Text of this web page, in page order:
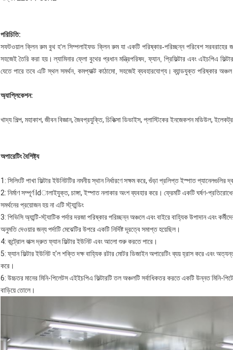
পরিচিতি:
সফটওয়াল ক্লিন রুম বুথ হ'ল সিম্পলাইফড ক্লিন রুম যা একটি পরিষ্কার-পরিচ্ছন্ন পরিবেশ সরবরাহের
সহজেই তৈরি করা হয়। ল্যামিনার ফ্লো বুথের প্রধান মন্ত্রিপরিষদ, ফ্যান, প্রিফিল্টার এবং এইচপিএ
যেতে পারে তবে এটি স্থল সমর্থন, কমপ্যাক্ট কাঠামো, সহজেই ব্যবহারযোগ্য। ব্যান্ডযুক্ত পরিষ্কার
অ্যাপ্লিকেশন:
খাদ্য শিল্প, মহাকাশ, জীবন বিজ্ঞান, জৈবপ্রযুক্তি, চিকিত্সা ডিভাইস, প্লাস্টিকের ইনজেকশন মডিউল,
অপারেটিং বৈশিষ্ট্য
1: সিলিংটি পাখা ফিল্টার ইউনিটটির নমনীয় স্থান নির্ধারণে সক্ষম করে, গুঁড়া প্রলিপ্ত ইস্পাত
2: নির্মাণ সম্পূর্ণ ldালাইযুক্ত, চাঙ্গা, ইস্পাত নলাকার অংশ ব্যবহার করে। ফ্রেমটি একটি ঘর্ষণ-
সমর্থনের প্রয়োজন হয় না এটি স্ট্যান্ডিং
3: পিভিসি অ্যান্টি-স্ট্যাটিক পর্দার দরজা পরিষ্কার পরিচ্ছন্ন অঞ্চলে এবং বাইরে বাহ্যিক উপাদান এবং
অনুমতি দেওয়ার জন্য পর্দাটি মেঝেটির উপরে একটি নির্দিষ্ট দূরত্বে সমাপ্ত হয়েছিল।
4: কন্ট্রোল বাক্স দ্রুত ফ্যান ফিল্টার ইউনিট এবং আলো শুরু করতে পারে।
5: ফ্যান ফিল্টার ইউনিট হ'ল শক্তি দক্ষ বাহ্যিক রটার মোটর ডিজাইন অপারেটিং ব্যয় হ্রাস করে এবং
করে।
6: উচ্চতর মানের মিনি-পিলেটস এইইচপিএ ফিল্টারটি তল অঞ্চলটি সর্বাধিকতর করতে একটি উন্নত মিনি-
বাড়িয়ে তোলে।